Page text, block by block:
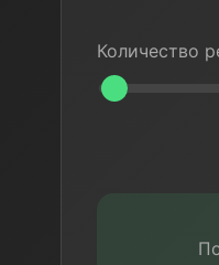
Количество